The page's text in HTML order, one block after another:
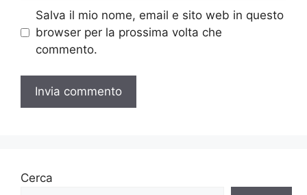
Salva il mio nome, email e sito web in questo
browser per la prossima volta che
commento.
Cerca